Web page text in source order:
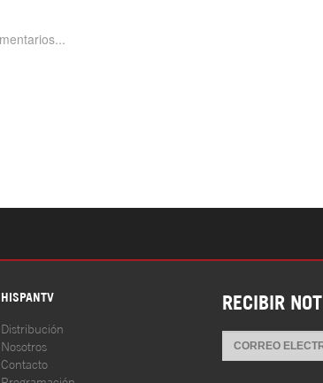
HISPANTV
Distribución
Nosotros
Contacto
Programación
RECIBIR